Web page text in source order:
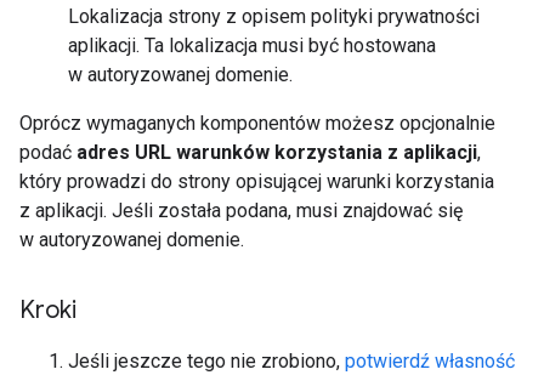
Lokalizacja strony z opisem polityki prywatności
aplikacji. Ta lokalizacja musi być hostowana
w autoryzowanej domenie.
Oprócz wymaganych komponentów możesz opcjonalnie
podać adres URL warunków korzystania z aplikacji,
który prowadzi do strony opisującej warunki korzystania
z aplikacji. Jeśli została podana, musi znajdować się
w autoryzowanej domenie.
Kroki
Jeśli jeszcze tego nie zrobiono, potwierdź własność